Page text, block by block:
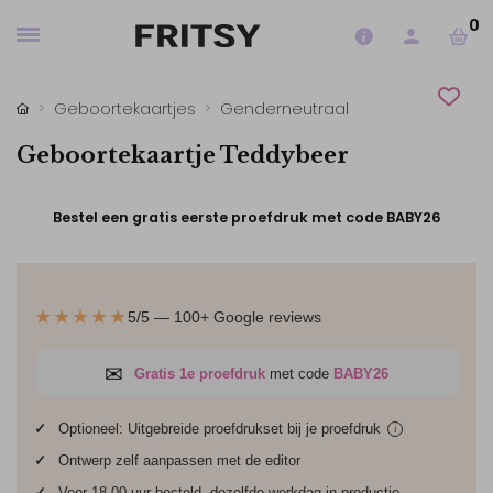
0
Geboortekaartjes Genderneutraal
Geboortekaartje Teddybeer
Bestel een gratis eerste proefdruk met code BABY26
★★★★★5/5 — 100+ Google reviews
✉ Gratis 1e proefdruk met code BABY26
✓ Optioneel: Uitgebreide proefdrukset bij je proefdruk i
✓
Ontwerp zelf aanpassen met de editor